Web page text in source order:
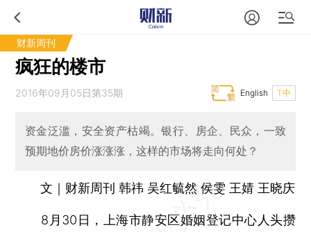
财新周刊
疯狂的楼市
2016年09月05日第35期 T中
English
资金泛滥，安全资产枯竭。银行、房企、民众，一致
预期地价房价涨涨涨，这样的市场将走向何处？
文｜财新周刊 韩祎 吴红毓然 侯雯 王婧 王晓庆
8月30日，上海市静安区婚姻登记中心人头攒